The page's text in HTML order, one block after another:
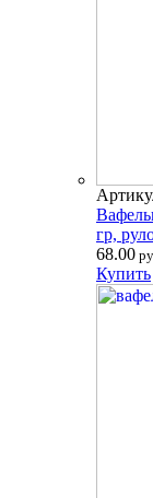
гр,
68.00
Купить